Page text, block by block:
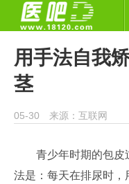
用手法自我
茎
05-30 来源：互联网
青少年时期的包皮
法是：每天在排尿时，